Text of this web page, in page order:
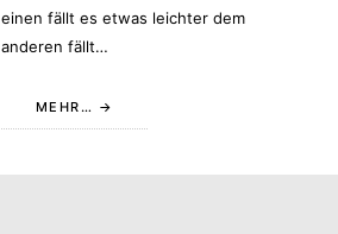
einen fällt es etwas leichter dem
anderen fällt…
MEHR…